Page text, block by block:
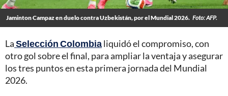
Jaminton Campaz en duelo contra Uzbekistán, por el Mundial 2026. Foto: AFP.
LaSelección Colombialiquidó el compromiso, con
otro gol sobre el final, para ampliar la ventaja y asegurar
los tres puntos en esta primera jornada del Mundial
2026.